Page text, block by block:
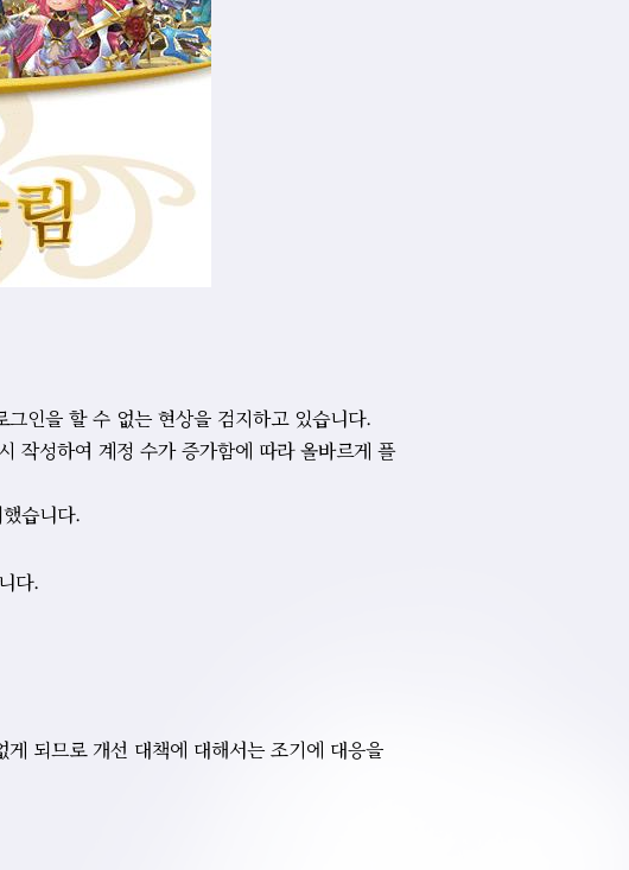
인을 할 수 없는 현상을 검지하고 있습니다.
작성하여 계정 수가 증가함에 따라 올바르게 플
습니다.
다.
되므로 개선 대책에 대해서는 조기에 대응을